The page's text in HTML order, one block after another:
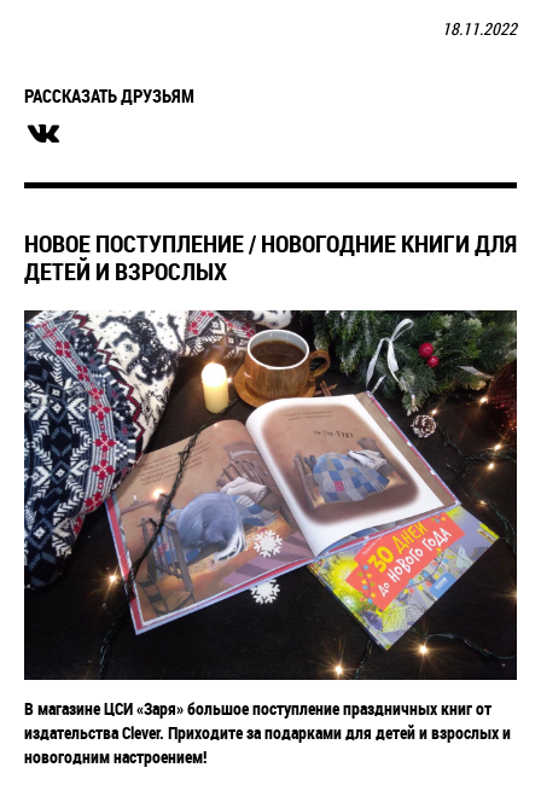
18.11.2022
РАССКАЗАТЬ ДРУЗЬЯМ
НОВОЕ ПОСТУПЛЕНИЕ / НОВОГОДНИЕ КНИГИ ДЛЯ
ДЕТЕЙ И ВЗРОСЛЫХ
В магазине ЦСИ «Заря» большое поступление праздничных книг от
издательства Clever. Приходитеза подарками для детей и взрослых и
новогодним настроением!